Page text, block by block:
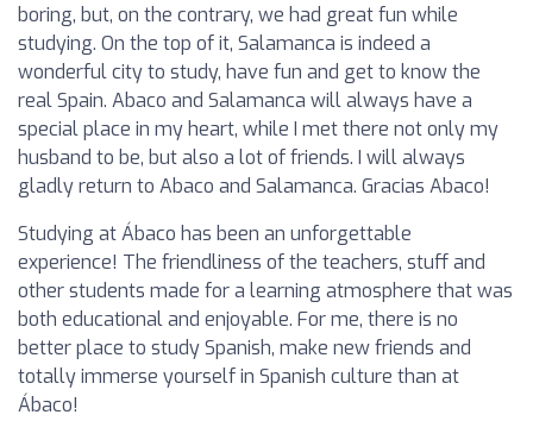
boring, but, on the contrary, we had great fun while
studying. On the top of it, Salamanca is indeed a
wonderful city to study, have fun and get to know the
real Spain. Abaco and Salamanca will always have a
special place in my heart, while I met there not only my
husband to be, but also a lot of friends. I will always
gladly return to Abaco and Salamanca. Gracias Abaco!
Studying at Ábaco has been an unforgettable
experience! The friendliness of the teachers, stuff and
other students made for a learning atmosphere that was
both educational and enjoyable. For me, there is no
better place to study Spanish, make new friends and
totally immerse yourself in Spanish culture than at
Ábaco!